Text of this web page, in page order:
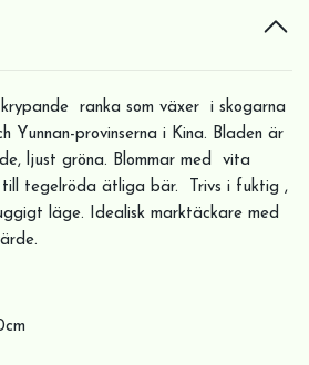
ranka som växer i skogarna
Yunnan-provinserna i Kina. Bladen är
ljust gröna. Blommar med vita
till tegelröda ätliga bär. Trivs i fuktig ,
läge. Idealisk marktäckare med